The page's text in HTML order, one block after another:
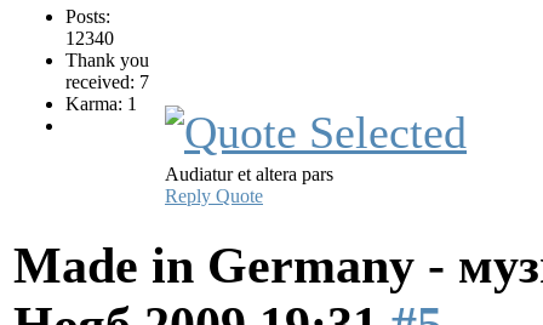
Posts:
12340
Thank you
received: 7
Karma: 1
Audiatur et altera pars
Reply Quote
Made in Germany -